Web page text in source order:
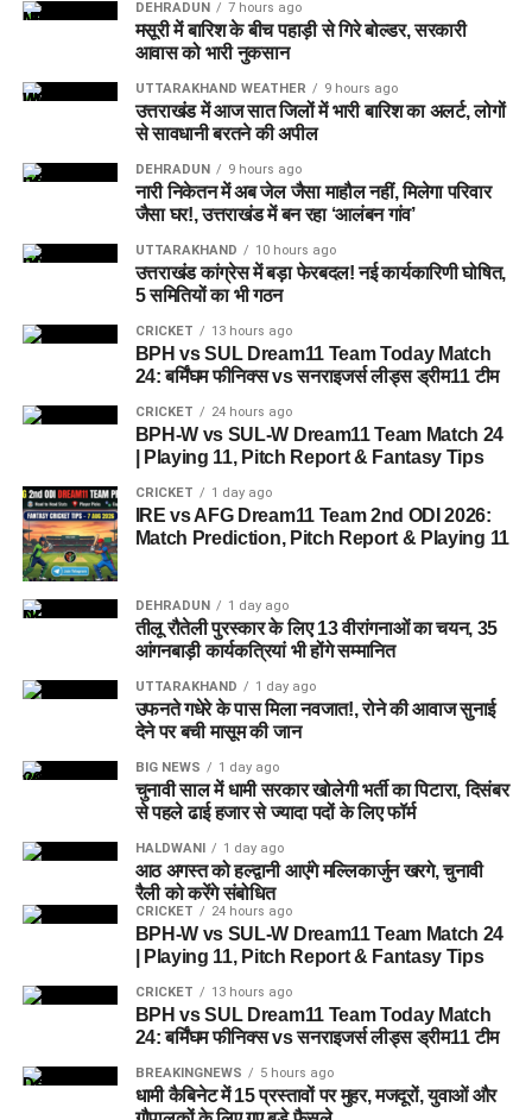
करने की दिशा में काम कर रहा है, जहां रहने वाले लोगों को संस्थागत माहौल
के बजाय परिवार जैसा वातावरण मिल सके।
16 घरों में मिलेगा परिवार जैसा माहौल
प्रस्तावित आलंबन गांव में कॉटेज और छोटे घर विकसित किए जाएंगे। यहां
एक परिवार की तर्ज पर लोगों को रखा जाएगा। योजना के मुताबिक, एक
यूनिट में करीब दो महिलाएं, चार बच्चे और एक किशोरी को शामिल किया
जाएगा। इस तरह उन्हें एक परिवार की तरह साथ रहने का अवसर मिलेगा।
हर यूनिट में अलग किचन जैसी सुविधाएं भी होंगी, ताकि वहां रहने वाली
महिलाओं और बच्चों को रोजमर्रा के जीवन में ज्यादा स्वतंत्रता और जिम्मेदारी
का अनुभव हो सके। प्रस्तावित परिसर में कुल 16 घर विकसित किए
जाएंगे, जिनमें करीब 88 लोगों के रहने की व्यवस्था होगी।
जेल नहीं, रेजिडेंशियल कॉम्प्लेक्स जैसा
होगा माहौल
आलंबन गांव की सबसे खास बात यही होगी कि यहां रहने वाली महिलाओं
और बच्चों को यह महसूस न हो कि वे किसी जेल या बंद संस्थान में रह रहे
हैं। इसके बजाय पूरा परिसर एक रेजिडेंशियल कॉम्प्लेक्स की तरह विकसित
किया जाएगा, जहां सुरक्षा के साथ रहने, पढ़ाई, दैनिक जीवन और सामाजिक
विकास से जुड़ी सुविधाएं उपलब्ध होंगी।
परिसर को आधुनिक सुविधाओं से लैस करने की योजना है। यहां आंगनबाड़ी
केंद्र भी खोले जाएंगे। जरूरत पड़ने पर प्राथमिक विद्यालय की सुविधा भी
उपलब्ध कराई जा सकती है। इस पहल का मकसद सिर्फ महिलाओं और
बच्चों को रहने की जगह देना नहीं, बल्कि उन्हें ऐसा वातावरण उपलब्ध कराना
DEHRADUN 7 hours ago
मसूरी में बारिश के बीच पहाड़ी से गिरे बोल्डर, सरकारी
आवास को भारी नुकसान
UTTARAKHAND WEATHER 9 hours ago
उत्तराखंड में आज सात जिलों में भारी बारिश का अलर्ट, लोगों
से सावधानी बरतने की अपील
DEHRADUN 9 hours ago
नारी निकेतन में अब जेल जैसा माहौल नहीं, मिलेगा परिवार
जैसा घर!, उत्तराखंड में बन रहा ‘आलंबन गांव’
UTTARAKHAND 10 hours ago
उत्तराखंड कांग्रेस में बड़ा फेरबदल! नई कार्यकारिणी घोषित,
5 समितियों का भी गठन
CRICKET 13 hours ago
BPH vs SUL Dream11 Team Today Match
24: बर्मिंघम फीनिक्स vs सनराइजर्स लीड्स ड्रीम11 टीम
CRICKET 24 hours ago
BPH-W vs SUL-W Dream11 Team Match 24
| Playing 11, Pitch Report & Fantasy Tips
CRICKET 1 day ago
IRE vs AFG Dream11 Team 2nd ODI 2026:
Match Prediction, Pitch Report & Playing 11
DEHRADUN 1 day ago
तीलू रौतेली पुरस्कार के लिए 13 वीरांगनाओं का चयन, 35
आंगनबाड़ी कार्यकत्रियां भी होंगे सम्मानित
UTTARAKHAND 1 day ago
उफनते गधेरे के पास मिला नवजात!, रोने की आवाज सुनाई
देने पर बची मासूम की जान
BIG NEWS 1 day ago
चुनावी साल में धामी सरकार खोलेगी भर्ती का पिटारा, दिसंबर
से पहले ढाई हजार से ज्यादा पदों के लिए फॉर्म
HALDWANI 1 day ago
आठ अगस्त को हल्द्वानी आएंगे मल्लिकार्जुन खरगे, चुनावी
रैली को करेंगे संबोधित
CRICKET 24 hours ago
BPH-W vs SUL-W Dream11 Team Match 24
| Playing 11, Pitch Report & Fantasy Tips
CRICKET 13 hours ago
BPH vs SUL Dream11 Team Today Match
24: बर्मिंघम फीनिक्स vs सनराइजर्स लीड्स ड्रीम11 टीम
BREAKINGNEWS 5 hours ago
धामी कैबिनेट में 15 प्रस्तावों पर मुहर, मजदूरों, युवाओं और